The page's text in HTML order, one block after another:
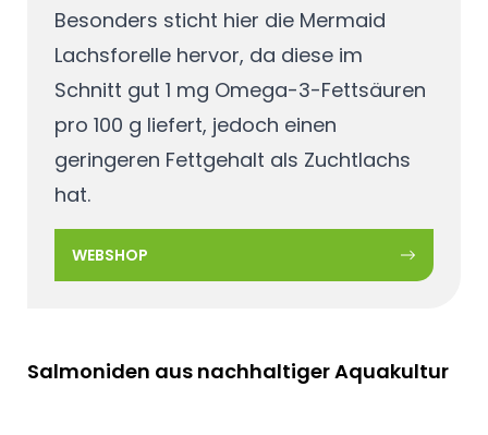
Besonders sticht hier die Mermaid
Lachsforelle hervor, da diese im
Schnitt gut 1 mg Omega-3-Fettsäuren
pro 100 g liefert, jedoch einen
geringeren Fettgehalt als Zuchtlachs
hat.
WEBSHOP
Salmoniden aus nachhaltiger Aquakultur